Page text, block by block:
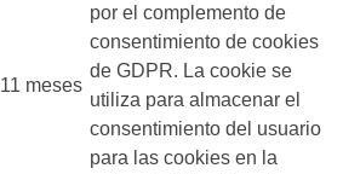
11 meses
por el complemento de
consentimiento de cookies
de GDPR. La cookie se
utiliza para almacenar el
consentimiento del usuario
para las cookies en la